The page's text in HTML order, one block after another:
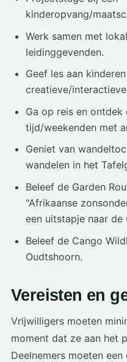
kinderopvang/
Werk samen met
leidinggevenden.
Geef les aan
creatieve/
Ga op reis en
tijd/weekenden met
Geniet van
wandelen in het
Beleef de Garden
"Afrikaanse
een uitstapje naar de
Beleef de Cango
Oudtshoorn.
Vereisten en
Vrijwilligers moeten
moment dat ze aan het
Deelnemers moeten